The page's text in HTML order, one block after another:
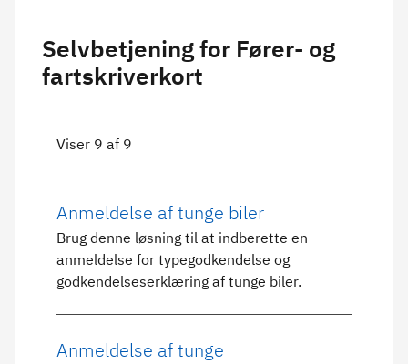
Selvbetjening for Fører- og
fartskriverkort
Viser 9 af 9
Anmeldelse af tunge biler
Brug denne løsning til at indberette en
anmeldelse for typegodkendelse og
godkendelseserklæring af tunge biler.
Anmeldelse af tunge